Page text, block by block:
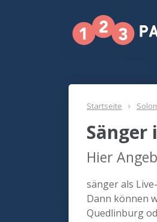
Startseite
Hier
sänger als
Dann können
Quedlinburg